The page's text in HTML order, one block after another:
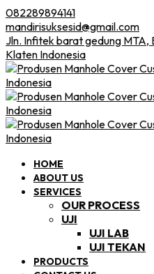
082289894141
mandirisuksesid@gmail.com
Jln. Infitek barat gedung MTA,
Klaten Indonesia
HOME
ABOUT US
SERVICES
OUR PROCESS
UJI
UJI LAB
UJI TEKAN
PRODUCTS